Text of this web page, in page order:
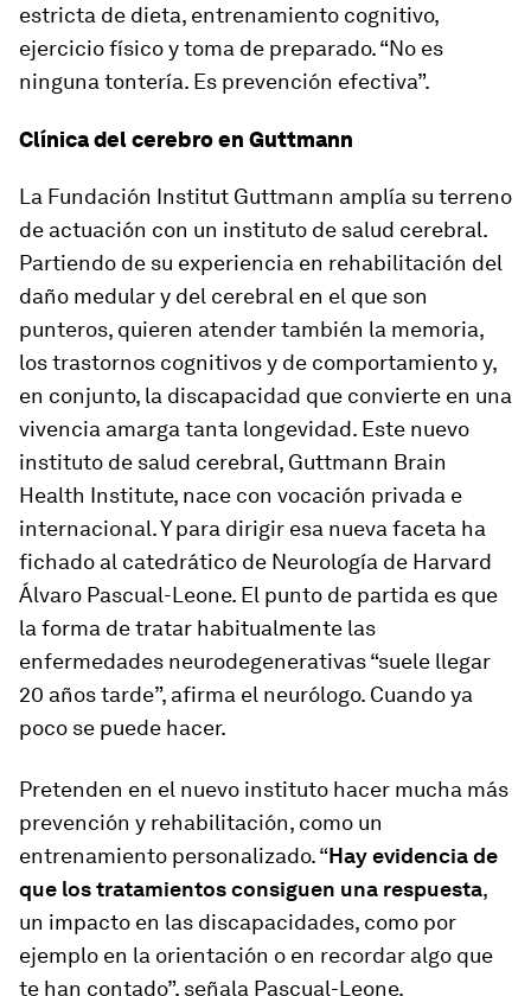
estricta de dieta, entrenamiento cognitivo,
ejercicio físico y toma de preparado. “No es
ninguna tontería. Es prevención efectiva”.
Clínica del cerebro en Guttmann
La Fundación Institut Guttmann amplía su terreno
de actuación con un instituto de salud cerebral.
Partiendo de su experiencia en rehabilitación del
daño medular y del cerebral en el que son
punteros, quieren atender también la memoria,
los trastornos cognitivos y de comportamiento y,
en conjunto, la discapacidad que convierte en una
vivencia amarga tanta longevidad. Este nuevo
instituto de salud cerebral, Guttmann Brain
Health Institute, nace con vocación privada e
internacional. Y para dirigir esa nueva faceta ha
fichado al catedrático de Neurología de Harvard
Álvaro Pascual-Leone. El punto de partida es que
la forma de tratar habitualmente las
enfermedades neurodegenerativas “suele llegar
20 años tarde”, afirma el neurólogo. Cuando ya
poco se puede hacer.
Pretenden en el nuevo instituto hacer mucha más
prevención y rehabilitación, como un
entrenamiento personalizado. “Hay evidencia de
que los tratamientos consiguen una respuesta,
un impacto en las discapacidades, como por
ejemplo en la orientación o en recordar algo que
te han contado”, señala Pascual-Leone.